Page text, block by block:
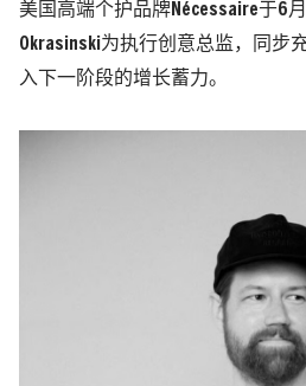
美国高端个护品牌Nécessaire于6
Okrasinski为执行创意总监，同步
入下一阶段的增长蓄力。